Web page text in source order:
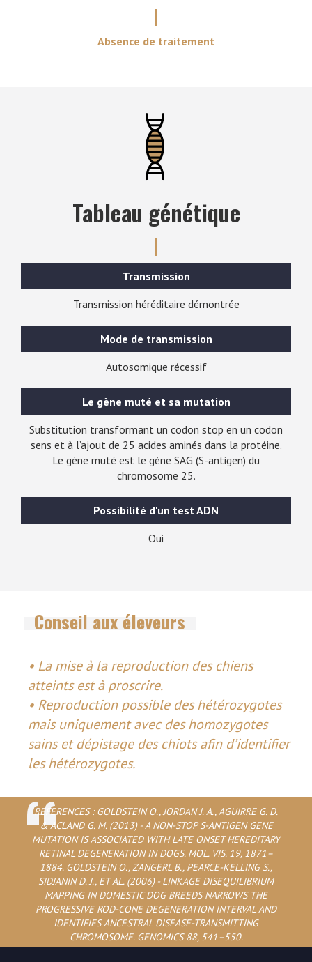
Absence de traitement
Tableau génétique
Transmission
Transmission héréditaire démontrée
Mode de transmission
Autosomique récessif
Le gène muté et sa mutation
Substitution transformant un codon stop en un codon
sens et à l’ajout de 25 acides aminés dans la protéine.
Le gène muté est le gène SAG (S-antigen) du
chromosome 25.
Possibilité d'un test ADN
Oui
Conseil aux éleveurs
• La mise à la reproduction des chiens
atteints est à proscrire.
• Reproduction possible des hétérozygotes
mais uniquement avec des homozygotes
sains et dépistage des chiots afin d’identifier
les hétérozygotes.
REFERENCES : GOLDSTEIN O., JORDAN J. A., AGUIRRE G. D.
& ACLAND G. M. (2013) - A NON-STOP S-ANTIGEN GENE
MUTATION IS ASSOCIATED WITH LATE ONSET HEREDITARY
RETINAL DEGENERATION IN DOGS. MOL. VIS. 19, 1871–
1884. GOLDSTEIN O., ZANGERL B., PEARCE-KELLING S.,
SIDJANIN D. J., ET AL. (2006) - LINKAGE DISEQUILIBRIUM
MAPPING IN DOMESTIC DOG BREEDS NARROWS THE
PROGRESSIVE ROD-CONE DEGENERATION INTERVAL AND
IDENTIFIES ANCESTRAL DISEASE-TRANSMITTING
CHROMOSOME. GENOMICS 88, 541–550.